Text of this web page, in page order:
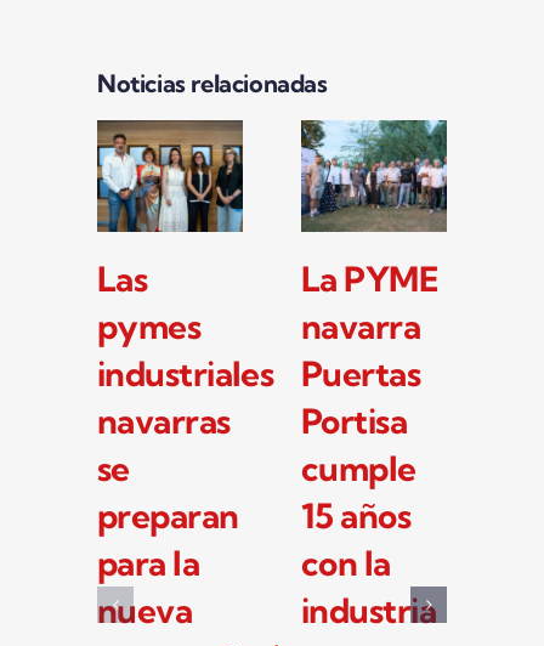
Noticias relacionadas
Las
pymes
industriales
navarras
se
preparan
para la
nueva
La PYME
navarra
Puertas
Portisa
cumple
15 años
con la
industria